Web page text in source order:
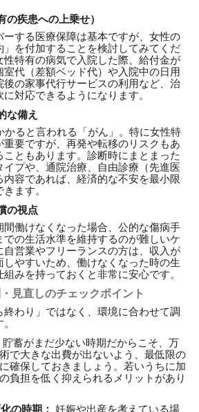
疾患への上乗せ）
ーする医療保障は基本ですが、女性の
を付加することを検討してみてくだ
性特有の病気で入院した際、給付金が
室代（差額ベッド代）や入院中の日用
の家事代行サービスの利用など、治
対応できるようになります。
な備え
かると言われる「がん」。特に女性特
要ですが、再発や転移のリスクもあ
こともあります。診断時にまとまった
プや、通院治療、自由診療（先進医
容であれば、経済的な不安を最小限
ます。
の視点
間働けなくなった場合、公的な傷病手
での生活水準を維持するのが難しいケ
自営業やフリーランスの方は、収入が
やすいため、働けなくなった時の生
みを持っておくと非常に安心です。
見直しのチェックポイント
わり」ではなく、環境に合わせて調
貯蓄がまだ少ない時期だからこそ、万
で大きな出費が出ないよう、最低限の
確保しておきましょう。若いうちに加
負担を低く抑えられるメリットがあり
の時期： 妊娠や出産を考えている場